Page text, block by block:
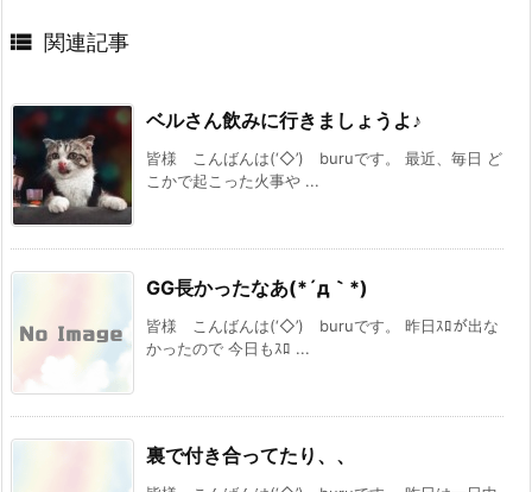
 関連記事
ベルさん飲みに行きましょうよ♪
皆様 こんばんは(‘◇’)ゞburuです。 最近、毎日 ど
こかで起こった火事や ...
GG長かったなあ(*´д｀*)
皆様 こんばんは(‘◇’)ゞburuです。 昨日ｽﾛが出な
かったので 今日もｽﾛ ...
裏で付き合ってたり、、